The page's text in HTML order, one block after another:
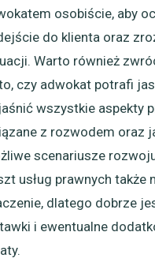
osobiście, aby
do klienta oraz
Warto również
czy adwokat potrafi
wszystkie aspekty
z rozwodem oraz
scenariusze
usług prawnych także
dlatego dobrze
i ewentualne